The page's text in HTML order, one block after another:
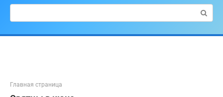
Поиск:
Главная страница